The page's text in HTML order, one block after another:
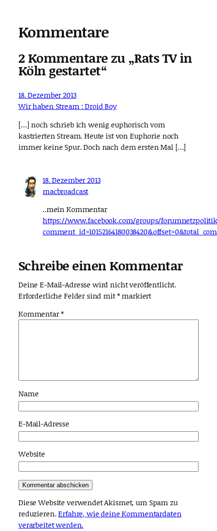
Kommentare
2 Kommentare zu „Rats TV in
Köln gestartet“
18. Dezember 2013
Wir haben Stream : Droid Boy
[…] noch schrieb ich wenig euphorisch vom
kastrierten Stream. Heute ist von Euphorie noch
immer keine Spur. Doch nach dem ersten Mal […]
18. Dezember 2013
macbroadcast
..mein Kommentar
https://www.facebook.com/groups/forumnetzpolitik/
Schreibe einen Kommentar
Deine E-Mail-Adresse wird nicht veröffentlicht.
Erforderliche Felder sind mit*markiert
Kommentar*
Name
E-Mail-Adresse
Website
Diese Website verwendet Akismet, um Spam zu
reduzieren.Erfahre, wie deine Kommentardaten
verarbeitet werden.